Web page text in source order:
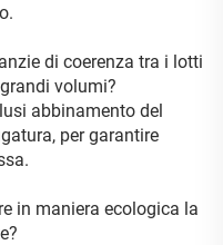
di coerenza tra i lotti
volumi?
abbinamento del
per garantire
in maniera ecologica la